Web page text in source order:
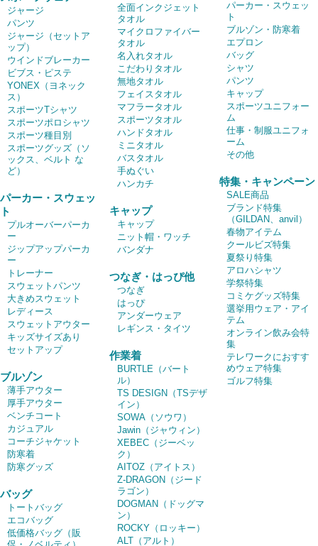
ジャージ
パンツ
ジャージ（セットア
ップ）
ウインドブレーカー
ビブス・ピステ
YONEX（ヨネック
ス）
スポーツTシャツ
スポーツポロシャツ
スポーツ種目別
スポーツグッズ（ソ
ックス、ベルト な
ど）
パーカー・スウェッ
ト
プルオーバーパーカ
ー
ジップアップパーカ
ー
トレーナー
スウェットパンツ
大きめスウェット
レディース
スウェットアウター
キッズサイズあり
セットアップ
ブルゾン
薄手アウター
厚手アウター
ベンチコート
カジュアル
コーチジャケット
防寒着
防寒グッズ
バッグ
トートバッグ
エコバッグ
低価格バッグ（販
全面インクジェット
タオル
マイクロファイバー
タオル
名入れタオル
こだわりタオル
無地タオル
フェイスタオル
マフラータオル
スポーツタオル
ハンドタオル
ミニタオル
バスタオル
手ぬぐい
ハンカチ
キャップ
キャップ
ニット帽・ワッチ
バンダナ
つなぎ・はっぴ他
つなぎ
はっぴ
アンダーウェア
レギンス・タイツ
作業着
BURTLE（バート
ル）
TS DESIGN（TSデザ
イン）
SOWA（ソウワ）
Jawin（ジャウィン）
XEBEC（ジーベッ
ク）
AITOZ（アイトス）
Z-DRAGON（ジード
ラゴン）
DOGMAN（ドッグマ
ン）
ROCKY（ロッキー）
ALT（アルト）
パーカー・スウェッ
ト
ブルゾン・防寒着
エプロン
バッグ
シャツ
パンツ
キャップ
スポーツユニフォー
ム
仕事・制服ユニフォ
ーム
その他
特集・キャンペーン
SALE商品
ブランド特集
（GILDAN、anvil）
春物アイテム
クールビズ特集
夏祭り特集
アロハシャツ
学祭特集
コミケグッズ特集
選挙用ウェア・アイ
テム
オンライン飲み会特
集
テレワークにおすす
めウェア特集
ゴルフ特集